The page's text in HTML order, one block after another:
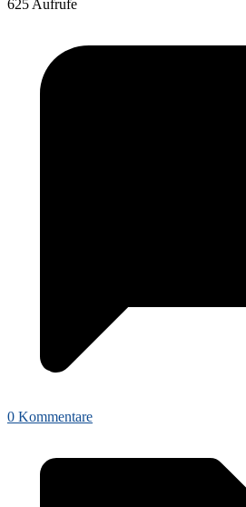
625 Aufrufe
0 Kommentare